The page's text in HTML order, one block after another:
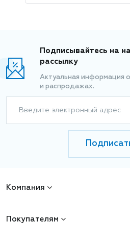
Подписывайтесь на
рассылку
Актуальная информация
и распродажах.
Введите электронный адрес
Компания
Покупателям